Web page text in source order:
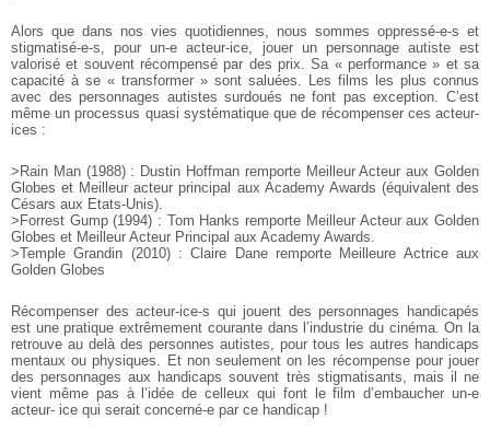
Alors que dans nos vies quotidiennes, nous sommes oppressé-e-s et
stigmatisé-e-s, pour un-e acteur-ice, jouer un personnage autiste est
valorisé et souvent récompensé par des prix. Sa « performance » et sa
capacité à se « transformer » sont saluées. Les films les plus connus
avec des personnages autistes surdoués ne font pas exception. C’est
même un processus quasi systématique que de récompenser ces acteur-
ices :
>Rain Man (1988) : Dustin Hoffman remporte Meilleur Acteur aux Golden
Globes et Meilleur acteur principal aux Academy Awards (équivalent des
Césars aux Etats-Unis).
>Forrest Gump (1994) : Tom Hanks remporte Meilleur Acteur aux Golden
Globes et Meilleur Acteur Principal aux Academy Awards.
>Temple Grandin (2010) : Claire Dane remporte Meilleure Actrice aux
Golden Globes
Récompenser des acteur-ice-s qui jouent des personnages handicapés
est une pratique extrêmement courante dans l’industrie du cinéma. On la
retrouve au delà des personnes autistes, pour tous les autres handicaps
mentaux ou physiques. Et non seulement on les récompense pour jouer
des personnages aux handicaps souvent très stigmatisants, mais il ne
vient même pas à l’idée de celleux qui font le film d’embaucher un-e
acteur- ice qui serait concerné-e par ce handicap !